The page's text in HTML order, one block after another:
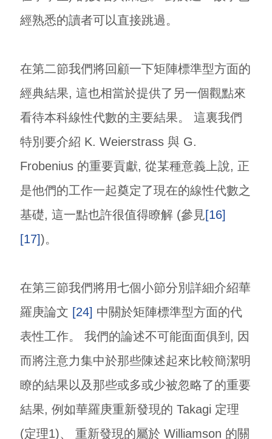
經熟悉的讀者可以直接跳過。
在第二節我們將回顧一下矩陣標準型方面的
經典結果, 這也相當於提供了另一個觀點來
看待本科線性代數的主要結果。 這裏我們
特別要介紹 K. Weierstrass 與 G.
Frobenius 的重要貢獻, 從某種意義上說, 正
是他們的工作一起奠定了現在的線性代數之
基礎, 這一點也許很值得瞭解 (參見[16]
[17])。
在第三節我們將用七個小節分別詳細介紹華
羅庚論文 [24] 中關於矩陣標準型方面的代
表性工作。 我們的論述不可能面面俱到, 因
而將注意力集中於那些陳述起來比較簡潔明
瞭的結果以及那些或多或少被忽略了的重要
結果, 例如華羅庚重新發現的 Takagi 定理
(定理1)、 重新發現的屬於 Williamson 的關